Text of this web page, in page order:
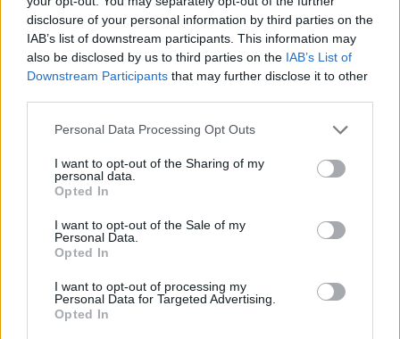
disclosure of your personal information by third parties on the
IAB’s list of downstream participants. This information may
also be disclosed by us to third parties on the IAB’s List of
Downstream Participants that may further disclose it to other
Personal Data Processing Opt Outs
I want to opt-out of the Sharing of my
personal data.
Opted In
I want to opt-out of the Sale of my
Personal Data.
Opted In
I want to opt-out of processing my
Personal Data for Targeted Advertising.
Opted In
Popularne